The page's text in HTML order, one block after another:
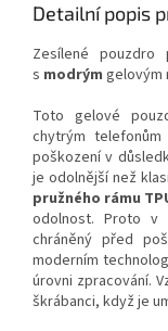
Detailní popis
Zesílené pouzdro
s modrým gelovým
Toto gelové
chytrým
poškození v
je odolnější než
pružného rámu
odolnost. Proto v
chráněný před
moderním
úrovni zpracování.
škrábanci, když je